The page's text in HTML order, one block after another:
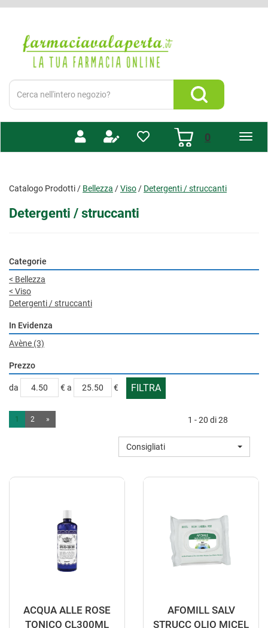
principale
Valaperta
Cerca
Prodotto
Cerca Prodotto
0prodotti
Catalogo Prodotti / Bellezza /Viso / Detergenti / struccanti
Detergenti / struccanti
Categorie
< Bellezza
< Viso
Detergenti / struccanti
In Evidenza
Avène (3)
Prezzo
filtra
da €
filtra
a €
1 2 » 1 - 20 di 28
Consigliati
ACQUA ALLE ROSE
TONICO CL300ML
AFOMILL SALV
STRUCC OLIO MICEL